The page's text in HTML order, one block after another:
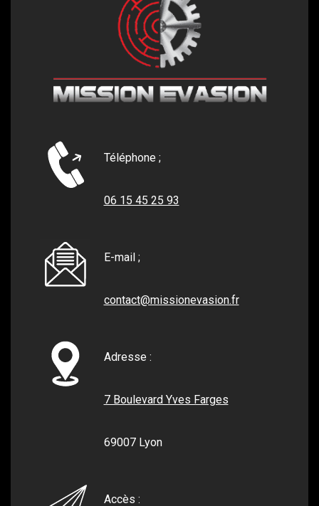
Téléphone ;
06 15 45 25 93
E-mail ;
contact@missionevasion.fr
Adresse :
7 Boulevard Yves Farges
69007 Lyon
Accès :